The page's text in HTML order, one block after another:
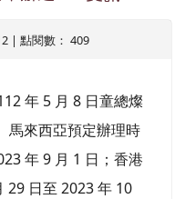
| 點閱數： 409
年 5 月 8 日童總燦
馬來西亞預定辦理時
年 9 月 1 日；香港
29 日至 2023 年 10